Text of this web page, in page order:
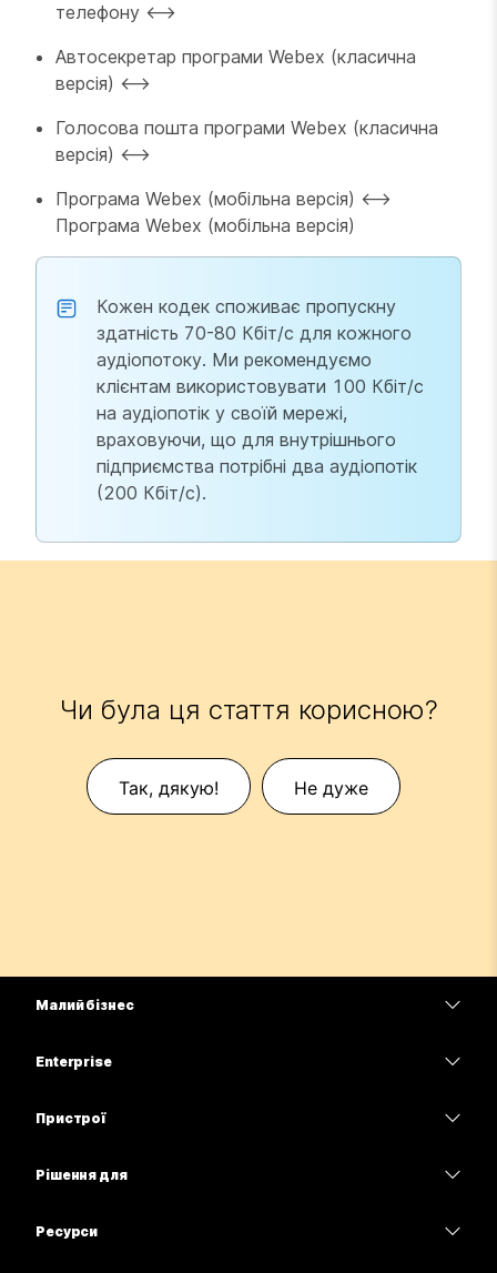
телефону <—>
Автосекретар програми Webex (класична
версія) <—>
Голосова пошта програми Webex (класична
версія) <—>
Програма Webex (мобільна версія) <—>
Програма Webex (мобільна версія)
Кожен кодек споживає пропускну
здатність 70-80 Кбіт/с для кожного
аудіопотоку. Ми рекомендуємо
клієнтам використовувати 100 Кбіт/с
на аудіопотік у своїй мережі,
враховуючи, що для внутрішнього
підприємства потрібні два аудіопотік
(200 Кбіт/с).
Чи була ця стаття корисною?
Так, дякую! Не дуже
Малий бізнес
Enterprise
Пристрої
Рішення для
Ресурси